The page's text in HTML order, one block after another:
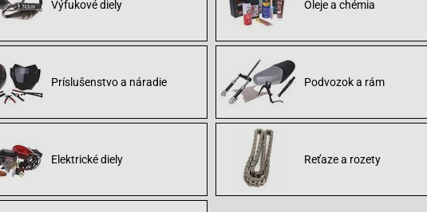
Výfukové diely Oleje a chémia
Príslušenstvo a náradie Podvozok a rám
Elektrické diely Reťaze a rozety